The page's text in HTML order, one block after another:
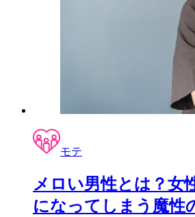
モテ
メロい男性とは？女
になってしまう魔性